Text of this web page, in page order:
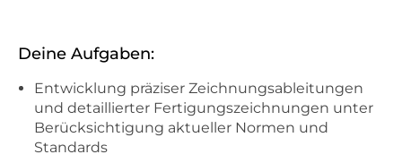
Deine Aufgaben:
Entwicklung präziser Zeichnungsableitungen
und detaillierter Fertigungszeichnungen unter
Berücksichtigung aktueller Normen und
Standards